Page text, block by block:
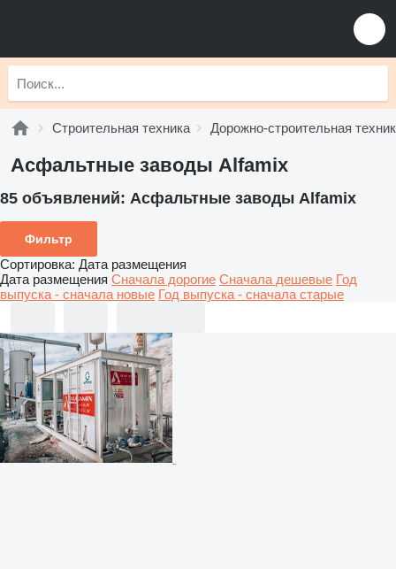
Строительная техника Дорожно-строительная
Асфальтные заводы Alfamix
85 объявлений: Асфальтные заводы Alfamix
Фильтр
Сортировка: Дата размещения
Дата размещения Сначала дорогие Сначала дешевые Год
выпуска - сначала новые Год выпуска - сначала старые